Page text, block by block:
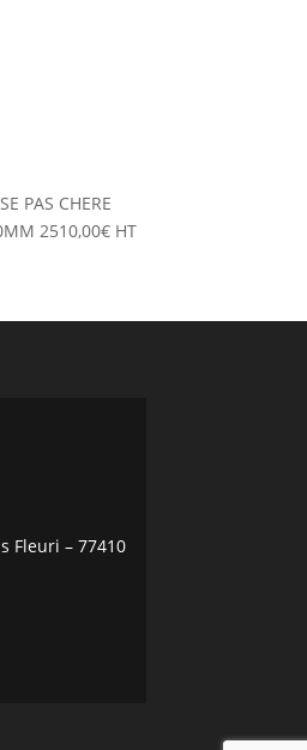
PAS CHERE
2510,00€ HT
Fleuri – 77410